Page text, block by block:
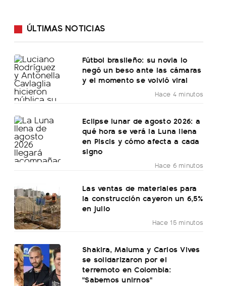
ÚLTIMAS NOTICIAS
Fútbol brasileño: su novia lo
negó un beso ante las cámaras
y el momento se volvió viral
Hace 4 minutos
Eclipse lunar de agosto 2026: a
qué hora se verá la Luna llena
en Piscis y cómo afecta a cada
signo
Hace 6 minutos
Las ventas de materiales para
la construcción cayeron un 6,5%
en julio
Hace 15 minutos
Shakira, Maluma y Carlos Vives
se solidarizaron por el
terremoto en Colombia:
"Sabemos unirnos"